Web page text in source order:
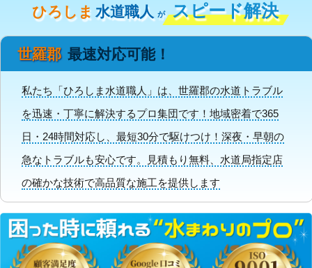
ひろしま 水道職人 が スピード解決
世羅郡 最速対応可能！
私たち「ひろしま水道職人」は、世羅郡の水道トラブル
を迅速・丁寧に解決するプロ集団です！地域密着で365
日・24時間対応し、最短30分で駆けつけ！深夜・早朝の
急なトラブルも安心です。見積もり無料、水道局指定店
の確かな技術で高品質な施工を提供します